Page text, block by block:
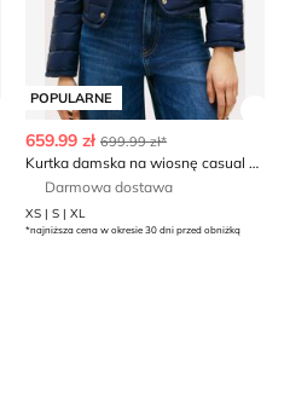
Zobacz szczegóły produktu
POPULARNE
659.99 zł 699.99 zł*
Kurtka damska na wiosnę casual Tommy Hilfiger
Darmowa dostawa
XS | S | XL
*najniższa cena w okresie 30 dni przed obniżką